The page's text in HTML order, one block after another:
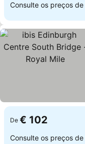
Consulte os preços de
De € 102
Consulte os preços de